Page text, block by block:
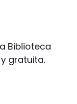
Biblioteca
gratuita.